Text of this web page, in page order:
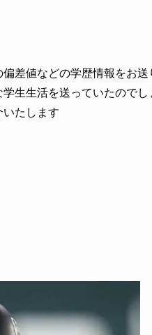
差値などの学歴情報をお
生生活を送っていたのでし
いたします